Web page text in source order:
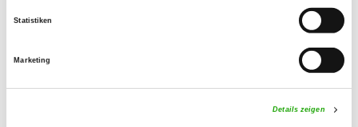
Statistiken
Marketing
Details zeigen
Details
Waldweg 5